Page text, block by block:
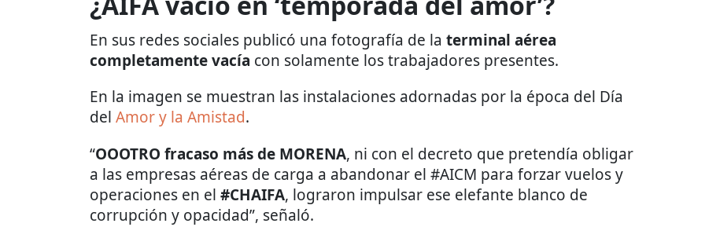
En sus redes sociales publicó una fotografía de la terminal aérea
completamente vacía con solamente los trabajadores presentes.
En la imagen se muestran las instalaciones adornadas por la época del Día
del Amor y la Amistad.
“OOOTRO fracaso más de MORENA, ni con el decreto que pretendía obligar
a las empresas aéreas de carga a abandonar el #AICM para forzar vuelos y
operaciones en el #CHAIFA, lograron impulsar ese elefante blanco de
corrupción y opacidad”, señaló.